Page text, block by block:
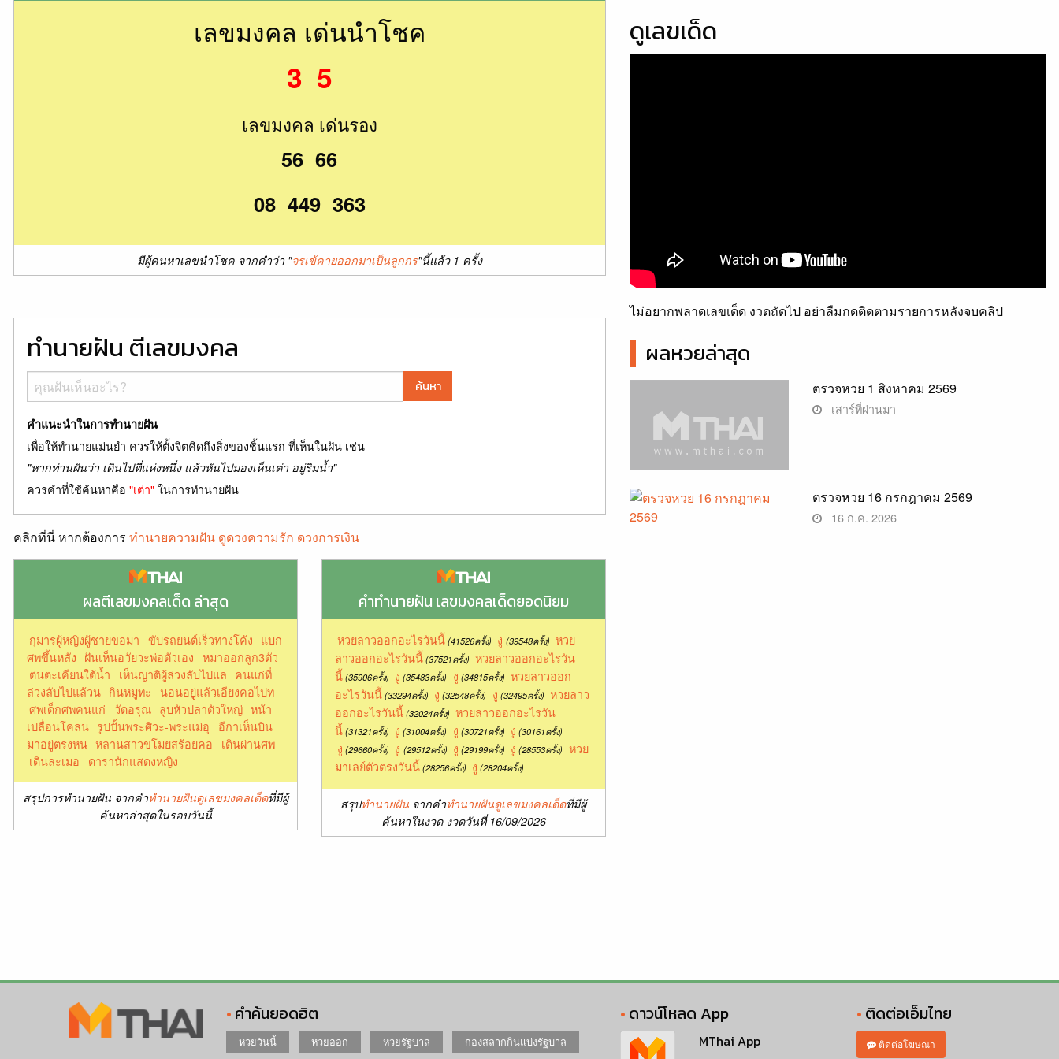
เลขมงคล เด่นนำโชค
3 5
เลขมงคล เด่นรอง
56 66
08 449 363
มีผู้คนหาเลขนำโชค จากคำว่า "จรเข้คายออกมาเป็นลูกกร"นี้แล้ว 1 ครั้ง
ทำนายฝัน ตีเลขมงคล
ค้นหา
คำแนะนำในการทำนายฝัน
เพื่อให้ทำนายแม่นยำ ควรให้ตั้งจิตคิดถึงสิ่งของชิ้นแรก ที่เห็นในฝัน เช่น
"หากท่านฝันว่า เดินไปที่แห่งหนึ่ง แล้วหันไปมองเห็นเต่า อยู่ริมน้ำ"
ควรคำที่ใช้ค้นหาคือ "เต่า"ในการทำนายฝัน
คลิกที่นี่ หากต้องการ ทำนายความฝัน ดูดวงความรัก ดวงการเงิน
ผลตีเลขมงคลเด็ด ล่าสุด
กุมารผู้หญิงผู้ชายขอมา ขับรถยนต์เร็วทางโค้ง แบก
ศพขึ้นหลัง ฝันเห็นอวัยวะพ่อตัวเอง หมาออกลูก3ตัว
ต่นตะเคียนใต้น้ำ
เห็นญาติผู้ล่วงลับไปแล คนแก่ที่
ล่วงลับไปแล้วน กินหมูทะ
นอนอยูู่แล้วเอียงคอไปท
ศพเด็กศพคนแก่
วัดอรุณ ลูบหัวปลาตัวใหญ่ หน้า
เปลื่อนโคลน รูปปั้นพระศิวะ-พระแม่อุ
อีกาเห็นบิน
มาอยู่ตรงหน หลานสาวขโมยสร้อยคอ
เดินผ่านศพ
เดินละเมอ
ดารานักแสดงหญิง
สรุปการทำนายฝัน จากคำทำนายฝันดูเลขมงคลเด็ดที่มีผู้
ค้นหาล่าสุดในรอบวันนี้
คำทำนายฝัน เลขมงคลเด็ดยอดนิยม
หวยลาวออกอะไรวันนี้ (41526ครั้ง) งู (39548ครั้ง) หวย
ลาวออกอะไรวันนี้(37521ครั้ง) หวยลาวออกอะไรวัน
นี้(35906ครั้ง) งู (35483ครั้ง) งู (34815ครั้ง) หวยลาวออก
อะไรวันนี้(33294ครั้ง) งู (32548ครั้ง) งู (32495ครั้ง) หวยลาว
ออกอะไรวันนี้(32024ครั้ง) หวยลาวออกอะไรวัน
นี้(31321ครั้ง) งู (31004ครั้ง) งู (30721ครั้ง) งู (30161ครั้ง)
งู (29660ครั้ง) งู (29512ครั้ง) งู (29199ครั้ง) งู (28553ครั้ง) หวย
มาเลย์ตัวตรงวันนี้(28256ครั้ง) งู (28204ครั้ง)
สรุปทำนายฝัน จากคำทำนายฝันดูเลขมงคลเด็ดที่มีผู้
ค้นหาในงวด งวดวันที่ 16/09/2026
ดูเลขเด็ด
ไม่อยากพลาดเลขเด็ด งวดถัดไป อย่าลืมกดติดตามรายการหลังจบคลิป
ผลหวยล่าสุด
ตรวจหวย 1 สิงหาคม 2569
เสาร์ที่ผ่านมา
ตรวจหวย 16 กรกฎาคม 2569
16 ก.ค. 2026
คำค้นยอดฮิต
หวยวันนี้ หวยออก หวยรัฐบาล กองสลากกินแบ่งรัฐบาล
ดาวน์โหลด App
MThai App
ติดต่อเอ็มไทย
ติดต่อโฆษณา